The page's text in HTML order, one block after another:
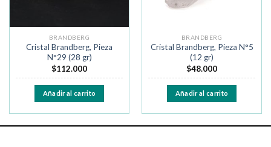
BRANDBERG
Cristal Brandberg, Pieza
N°29 (28 gr)
$112.000
Añadir al carrito
BRANDBERG
Cristal Brandberg, Pieza N°5
(12 gr)
$48.000
Añadir al carrito